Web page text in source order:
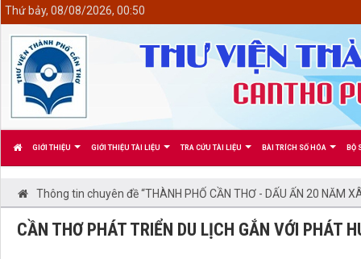
GIỚI THIỆU GIỚI THIỆU TÀI LIỆU TRA CỨU TÀI LIỆU BÀI TRÍCH SỐ HÓA BỘ
Thứ bảy, 08/08/2026, 00:50
Thông tin chuyên đề “THÀNH PHỐ CẦN THƠ - DẤU ẤN 20 NĂM
CẦN THƠ PHÁT TRIỂN DU LỊCH GẮN VỚI PHÁT
<